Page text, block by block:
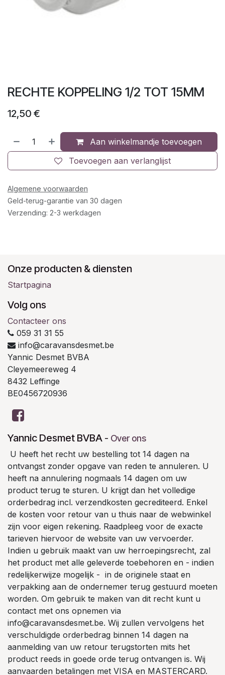
RECHTE KOPPELING 1/2 TOT 15MM
12,50 €
Aan winkelmandje toevoegen
Toevoegen aan verlanglijst
Algemene voorwaarden
Geld-terug-garantie van 30 dagen
Verzending: 2-3 werkdagen
Onze producten & diensten
Startpagina
Volg ons
Contacteer ons
059 31 31 55
info@caravansdesmet.be
Yannic Desmet BVBA
Cleyemeereweg 4
8432 Leffinge
BE0456720936
Yannic Desmet BVBA - Over ons
U heeft het recht uw bestelling tot 14 dagen na
ontvangst zonder opgave van reden te annuleren. U
heeft na annulering nogmaals 14 dagen om uw
product terug te sturen. U krijgt dan het volledige
orderbedrag incl. verzendkosten gecrediteerd. Enkel
de kosten voor retour van u thuis naar de webwinkel
zijn voor eigen rekening. Raadpleeg voor de exacte
tarieven hiervoor de website van uw vervoerder.
Indien u gebruik maakt van uw herroepingsrecht, zal
het product met alle geleverde toebehoren en - indien
redelijkerwijze mogelijk - in de originele staat en
verpakking aan de ondernemer terug gestuurd moeten
worden. Om gebruik te maken van dit recht kunt u
contact met ons opnemen via
info@caravansdesmet.be. Wij zullen vervolgens het
verschuldigde orderbedrag binnen 14 dagen na
aanmelding van uw retour terugstorten mits het
product reeds in goede orde terug ontvangen is. Wij
aanvaarden betalingen met VISA en MASTERCARD.